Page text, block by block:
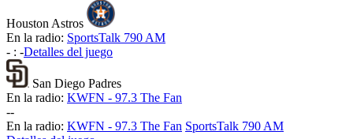
Houston Astros
En la radio: SportsTalk 790 AM
- : -Detalles del juego
San Diego Padres
En la radio: KWFN - 97.3 The Fan
--
En la radio: KWFN - 97.3 The Fan SportsTalk 790 AM